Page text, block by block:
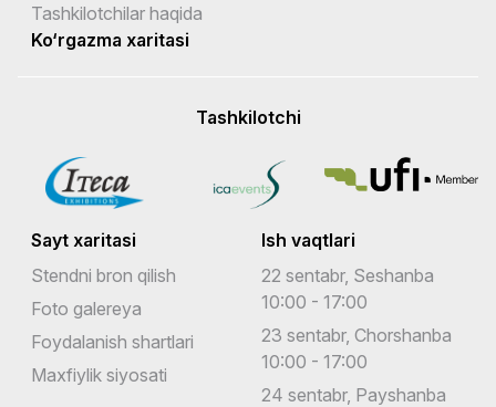
Tashkilotchilar haqida
Ko‘rgazma xaritasi
Tashkilotchi
Sayt xaritasi
Stendni bron qilish
Foto galereya
Foydalanish shartlari
Maxfiylik siyosati
Ish vaqtlari
22 sentabr, Seshanba
10:00 - 17:00
23 sentabr, Chorshanba
10:00 - 17:00
24 sentabr, Payshanba